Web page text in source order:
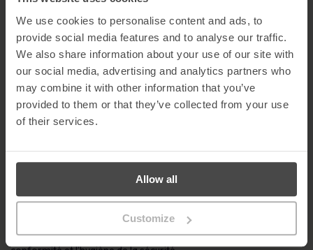
We use cookies to personalise content and ads, to
provide social media features and to analyse our traffic.
We also share information about your use of our site with
our social media, advertising and analytics partners who
may combine it with other information that you’ve
provided to them or that they’ve collected from your use
of their services.
Allow all
Customize
d’ingénierie sociale, ce qui leur donne les moyens d’agir comme
une barrière de protection.
4. Quatrième valeur fondamentale - Gestion des
performances
L’alignement des objectifs organisationnels sur les performances
individuelles encourage les comportements sécuritaires. Le NIST
recommande des mesures incitatives et dissuasives pour
5. Cinquième valeur fondamentale - Renforcement
des techniques et des politiques
multifactorielle (MFA) et les politiques de mot de passe
renforcent la responsabilité des employés, garantissant la